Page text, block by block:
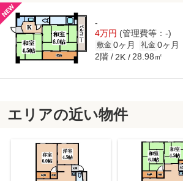
-
4万円 (管理費等：-)
敷金 0ヶ月 礼金 0ヶ月
2階 2K 28.98㎡
エリアの近い物件